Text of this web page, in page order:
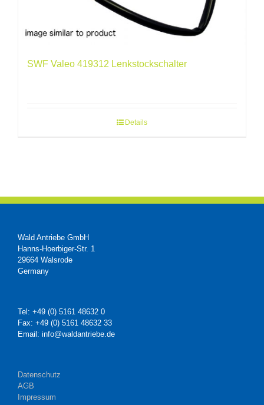
SWF Valeo 419312 Lenkstockschalter
Details
Wald Antriebe GmbH
Hanns-Hoerbiger-Str. 1
29664 Walsrode
Germany
Tel: +49 (0) 5161 48632 0
Fax: +49 (0) 5161 48632 33
Email: info@waldantriebe.de
Datenschutz
AGB
Impressum